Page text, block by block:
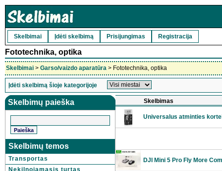
Skelbimai Įdėti skelbimą Prisijungimas Registracija
Fototechnika, optika
Skelbimai > Garso/vaizdo aparatūra > Fototechnika, optika
Įdėti skelbimą šioje kategorijoje
Skelbimų paieška
Skelbimų temos
Transportas
Nekilnojamasis turtas
Skelbimas
Universalus atminties
DJI Mini 5 Pro Fly More